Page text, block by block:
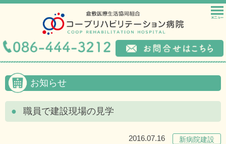
お知らせ
職員で建設現場の見学
2016.07.16 新病院建設